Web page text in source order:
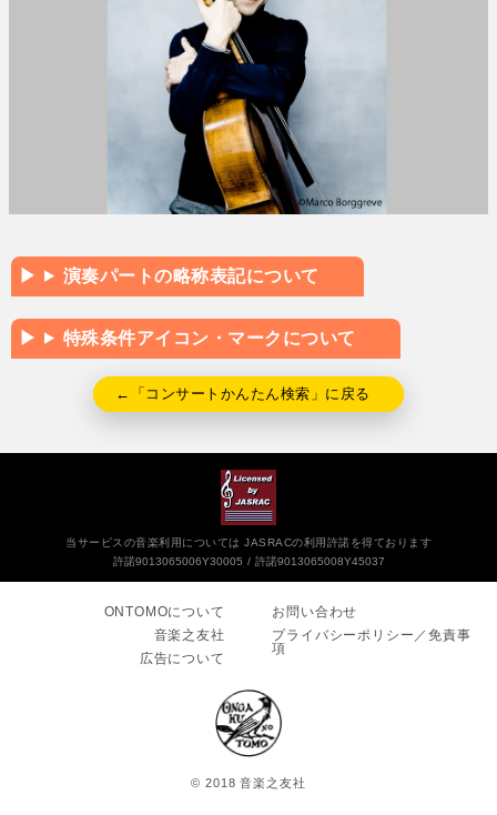
演奏パートの略称表記について
特殊条件アイコン・マークについて
←「コンサートかんたん検索」に戻る
当サービスの音楽利用については JASRACの利用許諾を得ております
許諾9013065006Y30005
許諾9013065008Y45037
ONTOMOについて
音楽之友社
広告について
お問い合わせ
プライバシーポリシー／免責事
項
© 2018 音楽之友社